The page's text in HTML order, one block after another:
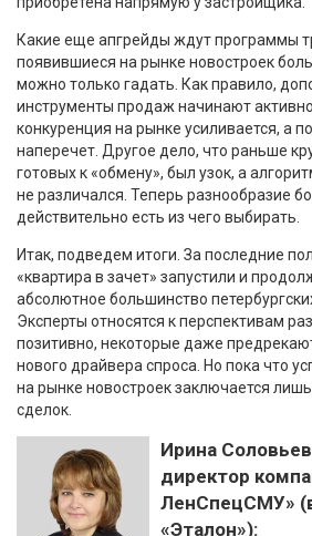
Какие еще апгрейды ждут программы
появившиеся на рынке новостроек
можно только гадать. Как правило,
инструменты продаж начинают
конкуренция на рынке усиливается, а
наперечет. Другое дело, что раньше
готовых к «обмену», был узок, а
не различался. Теперь разнообразие
действительно есть из чего выбирать.
Итак, подведем итоги. За последние
«квартира в зачет» запустили и
абсолютное большинство
Эксперты относятся к перспективам
позитивно, некоторые даже
нового драйвера спроса. Но пока что
на рынке новостроек заключается
сделок.
Ирина
директор
ЛенСпецСМУ»
«Эталон»):